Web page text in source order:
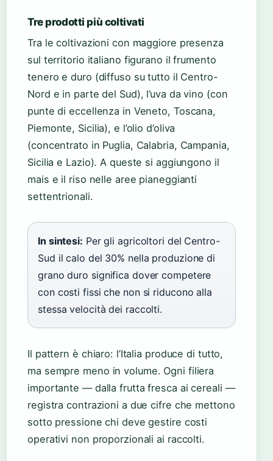
Tre prodotti più coltivati
Tra le coltivazioni con maggiore presenza
sul territorio italiano figurano il frumento
tenero e duro (diffuso su tutto il Centro-
Nord e in parte del Sud), l’uva da vino (con
punte di eccellenza in Veneto, Toscana,
Piemonte, Sicilia), e l’olio d’oliva
(concentrato in Puglia, Calabria, Campania,
Sicilia e Lazio). A queste si aggiungono il
mais e il riso nelle aree pianeggianti
settentrionali.
In sintesi: Per gli agricoltori del Centro-
Sud il calo del 30% nella produzione di
grano duro significa dover competere
con costi fissi che non si riducono alla
stessa velocità dei raccolti.
Il pattern è chiaro: l’Italia produce di tutto,
ma sempre meno in volume. Ogni filiera
importante — dalla frutta fresca ai cereali —
registra contrazioni a due cifre che mettono
sotto pressione chi deve gestire costi
operativi non proporzionali ai raccolti.